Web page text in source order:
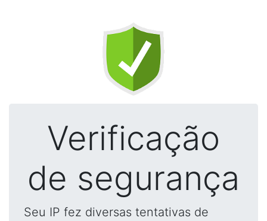
Verificação
de segurança
Seu IP fez diversas tentativas de